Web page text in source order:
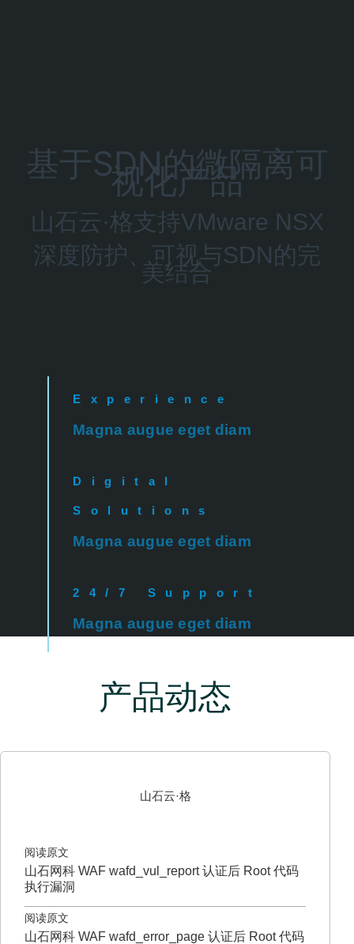
基于SDN的微隔离可
视化产品
山石云·格支持VMware NSX
深度防护、可视与SDN的完
美结合
Experience
Magna augue eget diam
Digital
Solutions
Magna augue eget diam
24/7 Support
Magna augue eget diam
产品动态
山石云·格
阅读原文
山石网科 WAF wafd_vul_report 认证后 Root 代码
执行漏洞
阅读原文
山石网科 WAF wafd_error_page 认证后 Root 代码